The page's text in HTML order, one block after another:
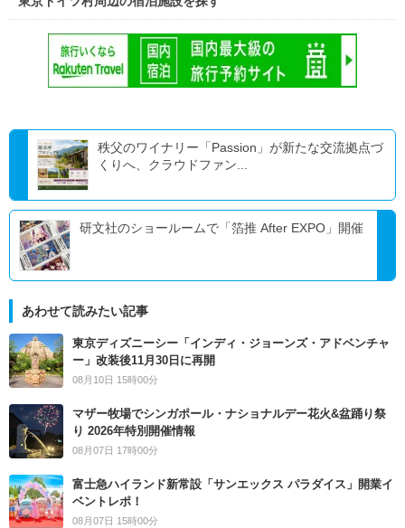
秩父のワイナリー「Passion」が新たな交流拠点づ
くりへ、クラウドファン...
研文社のショールームで「箔推 After EXPO」開催
あわせて読みたい記事
東京ディズニーシー「インディ・ジョーンズ・アドベンチャ
ー」改装後11月30日に再開
08月10日 15時00分
マザー牧場でシンガポール・ナショナルデー花火&盆踊り祭
り 2026年特別開催情報
08月07日 17時00分
富士急ハイランド新常設「サンエックス パラダイス」開業イ
ベントレポ！
08月07日 15時00分